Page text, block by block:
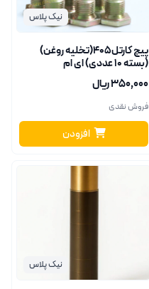
نیک پلاس
پیچ کارتل405(تخلیه روغن)
(بسته 10 عددی) ای ام
۳۵۰٬۰۰۰ ریال
فروش نقدی
افزودن
نیک پلاس